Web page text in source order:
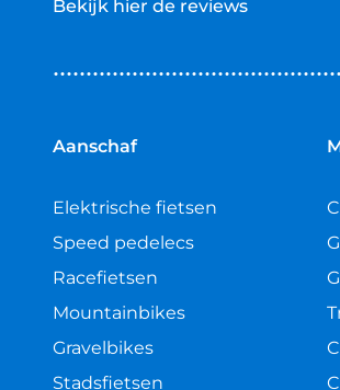
Bekijk hier de reviews
van
Aanschaf
Elektrische fietsen
Speed pedelecs
Racefietsen
Mountainbikes
Gravelbikes
Stadsfietsen